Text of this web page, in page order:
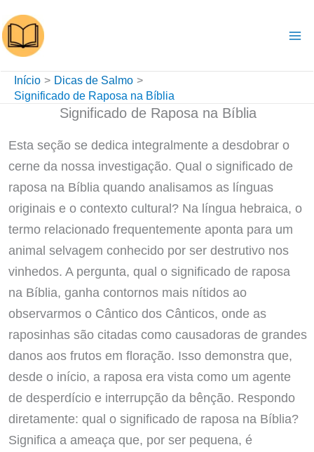
para
o
conteúdo
Início
Dicas de Salmo
Significado de Raposa na Bíblia
Significado de Raposa na Bíblia
Esta seção se dedica integralmente a desdobrar o
cerne da nossa investigação. Qual o significado de
raposa na Bíblia quando analisamos as línguas
originais e o contexto cultural? Na língua hebraica, o
termo relacionado frequentemente aponta para um
animal selvagem conhecido por ser destrutivo nos
vinhedos. A pergunta, qual o significado de raposa
na Bíblia, ganha contornos mais nítidos ao
observarmos o Cântico dos Cânticos, onde as
raposinhas são citadas como causadoras de grandes
danos aos frutos em floração. Isso demonstra que,
desde o início, a raposa era vista como um agente
de desperdício e interrupção da bênção. Respondo
diretamente: qual o significado de raposa na Bíblia?
Significa a ameaça que, por ser pequena, é